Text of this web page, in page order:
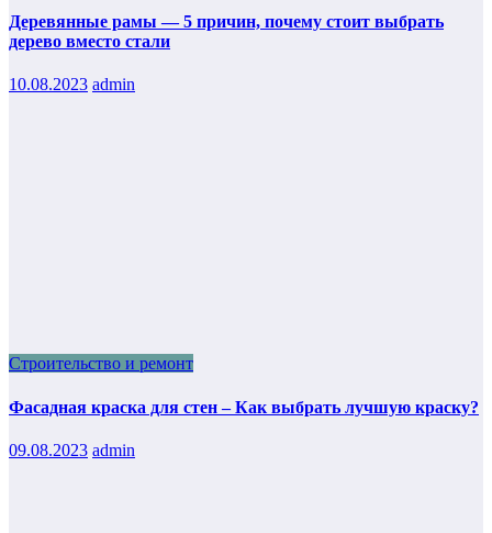
Деревянные рамы — 5 причин, почему стоит выбрать
дерево вместо стали
10.08.2023 admin
Строительство и ремонт
Фасадная краска для стен – Как выбрать лучшую краску?
09.08.2023 admin